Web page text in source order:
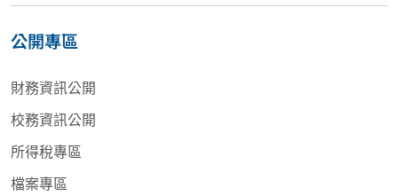
公開專區
財務資訊公開
校務資訊公開
所得稅專區
檔案專區